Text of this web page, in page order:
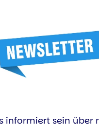
informiert sein über